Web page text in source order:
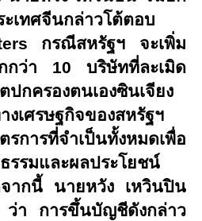
ะเทศจีนกล่าวโต้ตอบ
กรณีสหรัฐฯ จะเพิ่ม
กว่า 10 บริษัทที่ละเมิด
กครองตนเองซินเจียง
เศรษฐกิจของสหรัฐฯ
ารที่จำเป็นทั้งหมดเพื่อ
รรมและผลประโยชน์
ากนี้ นายหวัง เหวินปิน
ว่า การขึ้นบัญชีดังกล่าว